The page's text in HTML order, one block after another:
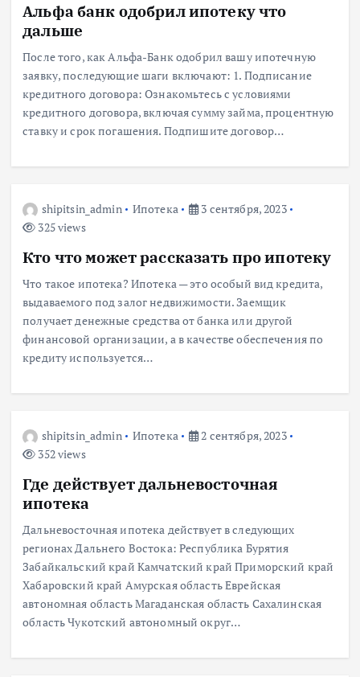
Альфа банк одобрил ипотеку что
дальше
После того, как Альфа-Банк одобрил вашу ипотечную
заявку, последующие шаги включают: 1. Подписание
кредитного договора: Ознакомьтесь с условиями
кредитного договора, включая сумму займа, процентную
ставку и срок погашения. Подпишите договор…
shipitsin_admin Ипотека
3 сентября, 2023
325 views
Кто что может рассказать про ипотеку
Что такое ипотека? Ипотека — это особый вид кредита,
выдаваемого под залог недвижимости. Заемщик
получает денежные средства от банка или другой
финансовой организации, а в качестве обеспечения по
кредиту используется…
shipitsin_admin Ипотека
2 сентября, 2023
352 views
Где действует дальневосточная
ипотека
Дальневосточная ипотека действует в следующих
регионах Дальнего Востока: Республика Бурятия
Забайкальский край Камчатский край Приморский край
Хабаровский край Амурская область Еврейская
автономная область Магаданская область Сахалинская
область Чукотский автономный округ…